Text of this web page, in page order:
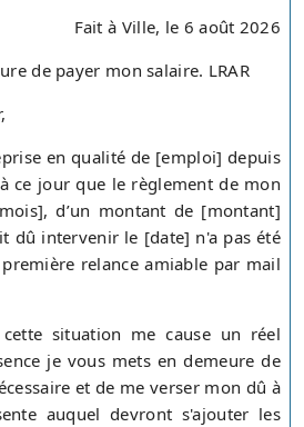
Fait à Ville, le 6 août 2026
de payer mon salaire. LRAR
en qualité de [emploi] depuis
ce jour que le règlement de mon
d’un montant de [montant]
dû intervenir le [date] n'a pas été
relance amiable par mail
situation me cause un réel
je vous mets en demeure de
et de me verser mon dû à
auquel devront s'ajouter les